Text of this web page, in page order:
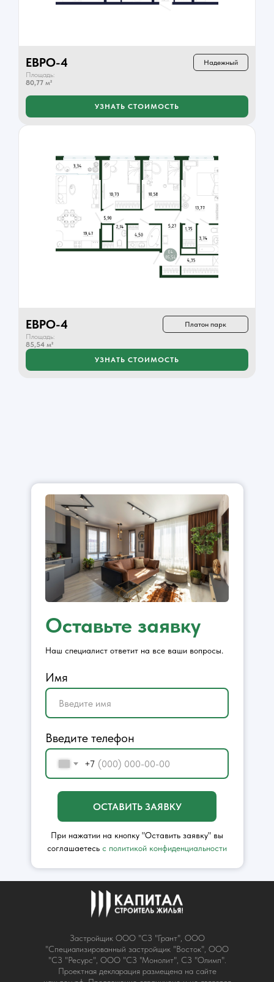
ЕВРО-4
Надежный
Площадь:
80,77 м²
УЗНАТЬ СТОИМОСТЬ
ЕВРО-4
Платон парк
Площадь:
85,54 м²
УЗНАТЬ СТОИМОСТЬ
Имя
Введите телефон
+7
ОСТАВИТЬ ЗАЯВКУ
Оставьте заявку
Наш специалист ответит на все ваши вопросы.
При нажатии на кнопку "Оставить заявку" вы
соглашаетесь с политикой конфиденциальности
Застройщик ООО "СЗ "Грант", ООО
"Специализированный застройщик "Восток", ООО
"СЗ "Ресурс", ООО "СЗ "Монолит", СЗ "Олимп".
Проектная декларация размещена на сайте